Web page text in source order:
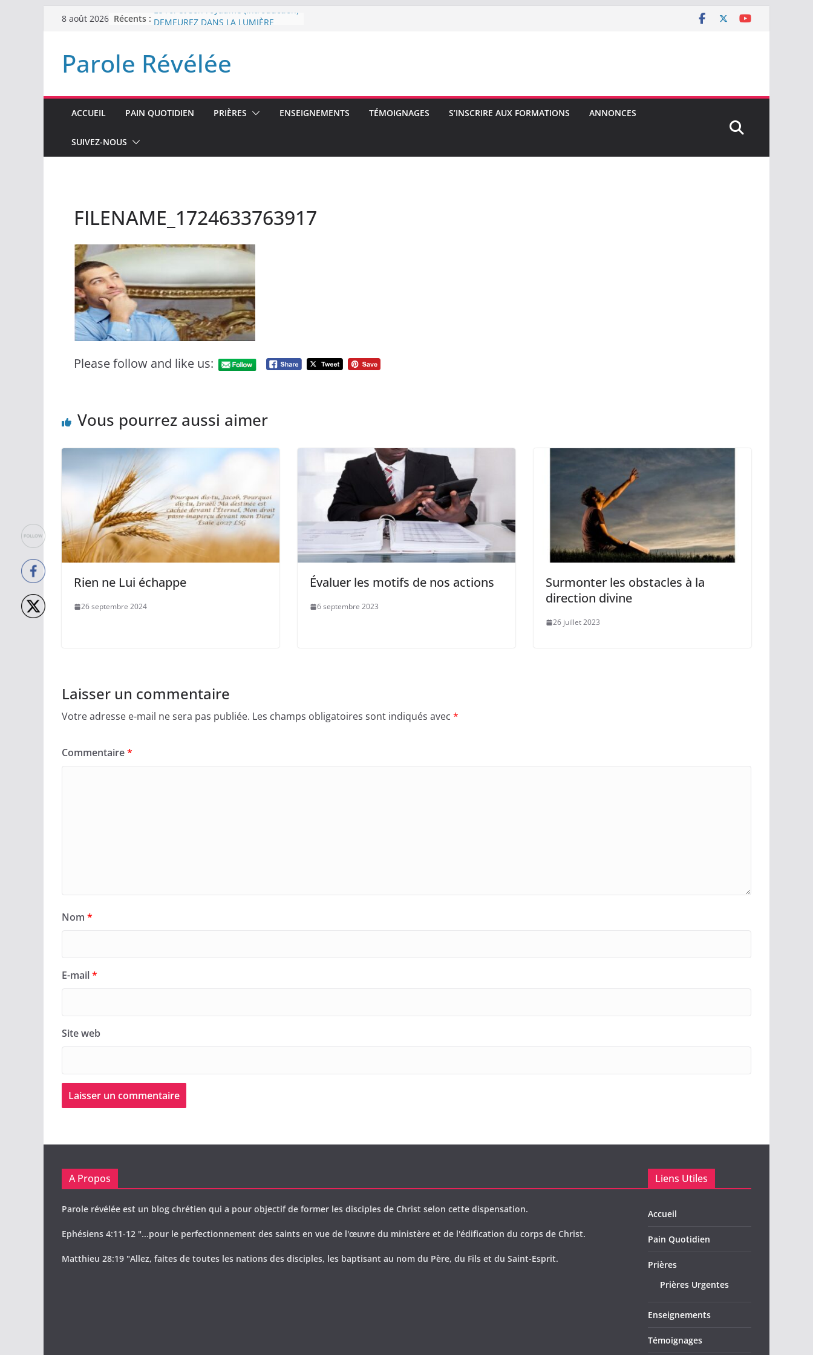
Passer8 août 2026 Récents : Le roi et son royaume (Introduction)
LA NUIT QUE DIEU A MENACE
LABAN
Parole Révélée
ACCUEIL PAIN QUOTIDIEN PRIÈRES ENSEIGNEMENTS TÉMOIGNAGES S’INSCRIRE AUX FORMATIONS ANNONCES
SUIVEZ-NOUS
FILENAME_1724633763917
Please follow and like us:
Vous pourrez aussi aimer
Rien ne Lui échappe
26 septembre 2024
Évaluer les motifs de nos actions
6 septembre 2023
Surmonter les obstacles à la
direction divine
26 juillet 2023
Laisser un commentaire
Votre adresse e-mail ne sera pas publiée. Les champs obligatoires sont indiqués avec *
Commentaire*
Nom *
E-mail*
Site web
A Propos
Parole révélée est un blog chrétien qui a pour objectif de former les disciples de Christ selon cette dispensation.
Ephésiens 4:11-12 "...pour le perfectionnement des saints en vue de l'œuvre du ministère et de l'édification du corps de Christ.
Matthieu 28:19 "Allez, faites de toutes les nations des disciples, les baptisant au nom du Père, du Fils et du Saint-Esprit.
Liens Utiles
Accueil
Pain Quotidien
Prières
Prières Urgentes
Enseignements
Témoignages